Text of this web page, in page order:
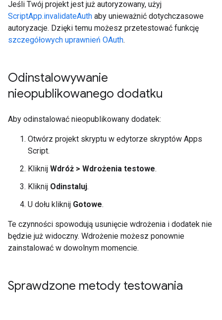
Jeśli Twój projekt jest już autoryzowany, użyj
ScriptApp.invalidateAuth aby unieważnić dotychczasowe
autoryzacje. Dzięki temu możesz przetestować funkcję
szczegółowych uprawnień OAuth.
Odinstalowywanie
nieopublikowanego dodatku
Aby odinstalować nieopublikowany dodatek:
Otwórz projekt skryptu w edytorze skryptów Apps
Script.
Kliknij Wdróż > Wdrożenia testowe.
Kliknij Odinstaluj.
U dołu kliknij Gotowe.
Te czynności spowodują usunięcie wdrożenia i dodatek nie
będzie już widoczny. Wdrożenie możesz ponownie
zainstalować w dowolnym momencie.
Sprawdzone metody testowania